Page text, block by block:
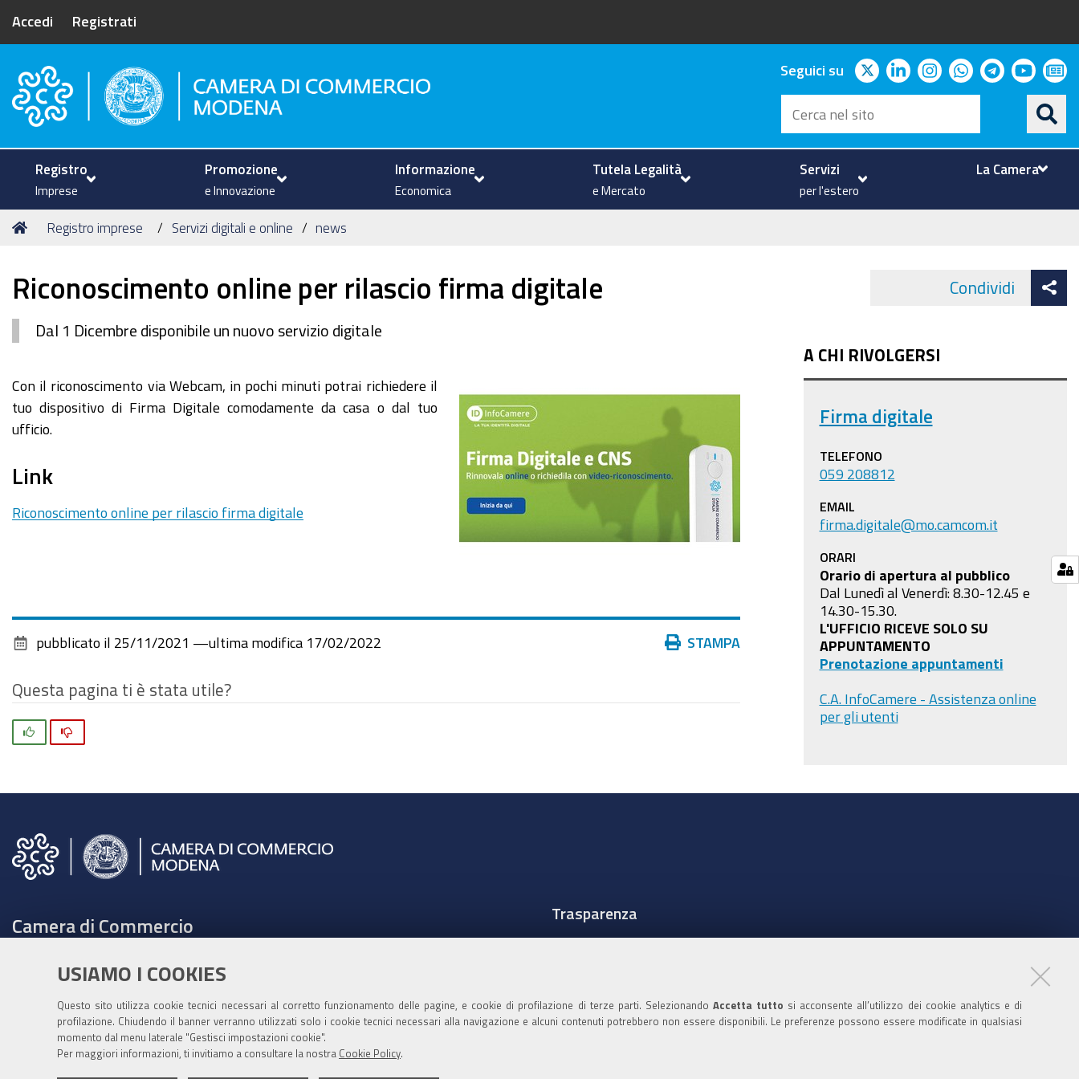
USIAMO I COOKIES
Questo sito utilizza cookie tecnici necessari al corretto funzionamento delle pagine, e cookie di profilazione di terze parti. SelezionandoAccetta tutto si acconsente all’utilizzo dei cookie analytics e di
profilazione. Chiudendo il banner verranno utilizzati solo i cookie tecnici necessari alla navigazione e alcuni contenuti potrebbero non essere disponibili. Le preferenze possono essere modificate in qualsiasi
momento dal menu laterale "Gestisci impostazioni cookie".
Per maggiori informazioni, ti invitiamo a consultare la nostra Cookie Policy
Accedi Registrati
Camera di Commercio di Modena
Seguici su twitterlinkedininstagram
whatsapp
telegram
Cerca
nel
sito
Registro
Imprese
Promozione
e Innovazione
Informazione
Economica
Tutela Legalità
e Mercato
Servizi
per l'estero
La Camera
Tu
Home
Registro imprese Servizi digitali e online news
Riconoscimento online per rilascio firma digitale
Dal 1 Dicembre disponibile un nuovo servizio digitale
Con il riconoscimento via Webcam, in pochi minuti potrai richiedere il
tuo dispositivo di Firma Digitale comodamente da casa o dal tuo
ufficio.
Link
Riconoscimento online per rilascio firma digitale
Azioni STAMPA
pubblicato il 25/11/2021 —ultima modifica 17/02/2022
Questa pagina ti è stata utile?
Condividi
A CHI RIVOLGERSI
Firma digitale
TELEFONO
059 208812
EMAIL
firma.digitale@mo.camcom.it
ORARI
Orario di apertura al pubblico
Dal Lunedì al Venerdì: 8.30-12.45 e
14.30-15.30.
L'UFFICIO RICEVE SOLO SU
APPUNTAMENTO
Prenotazione appuntamenti
C.A. InfoCamere - Assistenza online
per gli utenti
Camera di Commercio
Tel. 059208111 -URP
Contabilità speciale Banca d'Italia:
IT75Q 01000 04306 TU00 0001 3855
Fatt. elettronica - Cod. univoco: XECKYI
Trasparenza
Pubblicità Legale